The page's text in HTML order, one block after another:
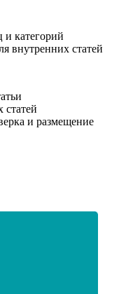
и категорий
внутренних статей
статей
и размещение